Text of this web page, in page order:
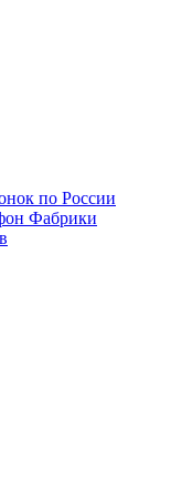
по России
Фабрики